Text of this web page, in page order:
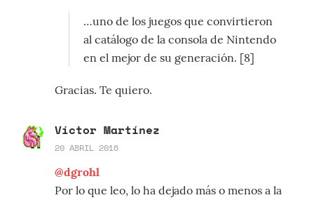
…uno de los juegos que convirtieron
al catálogo de la consola de Nintendo
en el mejor de su generación. [8]
Gracias. Te quiero.
Víctor Martínez
20 ABRIL 2016
@dgrohl
Por lo que leo, lo ha dejado más o menos a la